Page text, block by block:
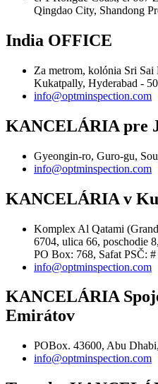
Qingdao City, Shandong
India OFFICE
Za metrom, kolónia Sri Sai
Kukatpally, Hyderabad -
info@optminspection.com
KANCELÁRIA pre
Gyeongin-ro, Guro-gu,
info@optminspection.com
KANCELÁRIA v
Komplex Al Qatami
6704, ulica 66, poschodie
PO Box: 768, Safat PSČ:
info@optminspection.com
KANCELÁRIA
Emirátov
POBox. 43600, Abu
info@optminspection.com